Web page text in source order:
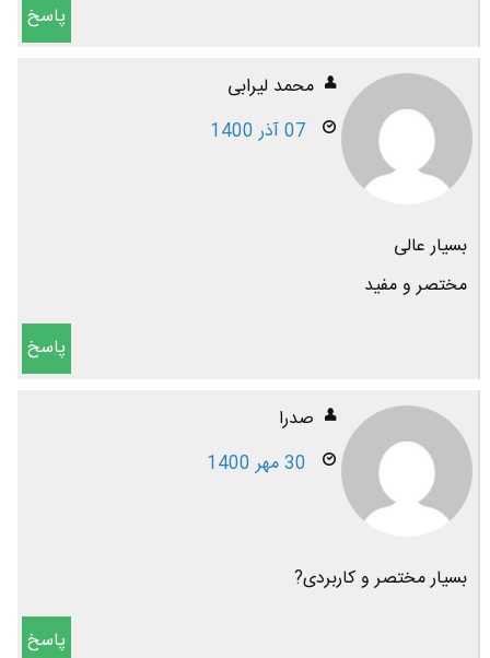
پاسخ
محمد لیرابی
07 آذر 1400
بسیار عالی
مختصر و مفید
پاسخ
صدرا
30 مهر 1400
بسیار مختصر و کاربردی?
پاسخ